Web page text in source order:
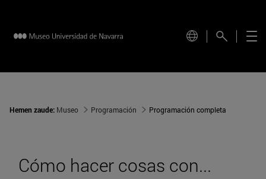
Hemen zaude: Museo Programación Programación completa
Cómo hacer cosas con...